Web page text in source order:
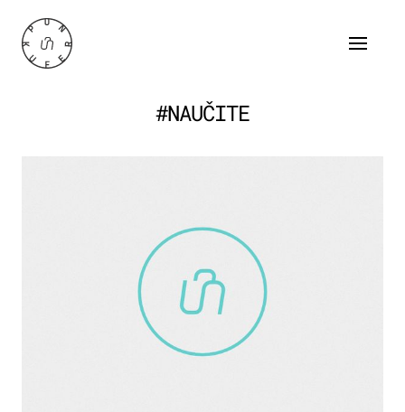
#NAUČITE